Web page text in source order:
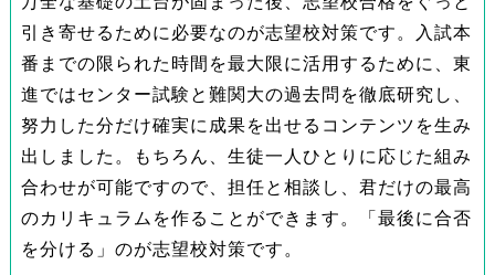
引き寄せるために必要なのが志望校対策です。入試本
番までの限られた時間を最大限に活用するために、東
進ではセンター試験と難関大の過去問を徹底研究し、
努力した分だけ確実に成果を出せるコンテンツを生み
出しました。もちろん、生徒一人ひとりに応じた組み
合わせが可能ですので、担任と相談し、君だけの最高
のカリキュラムを作ることができます。「最後に合否
を分ける」のが志望校対策です。